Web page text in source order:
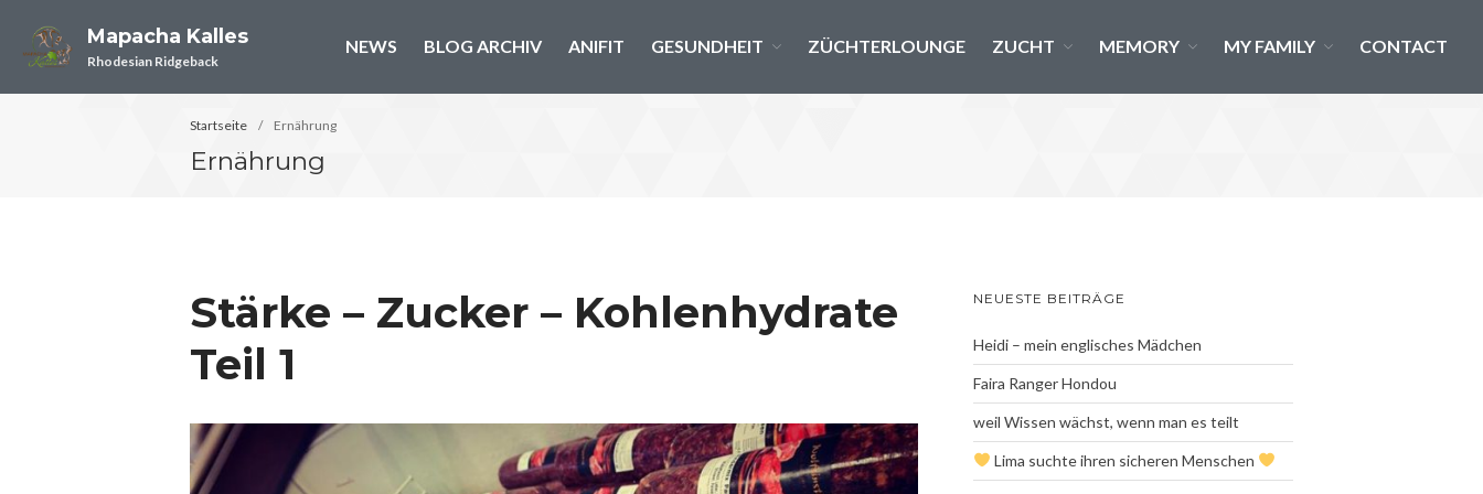
Zucht
2026- Ein neues Kapitel
Ein letztes gemeinsames
Portrait…
Mapacha Kalles
Rhodesian Ridgeback
NEWS BLOG ARCHIV ANIFIT GESUNDHEIT ZÜCHTERLOUNGE ZUCHT MEMORY MY FAMILY CONTACT
Startseite / Ernährung
Ernährung
Stärke – Zucker – Kohlenhydrate
Teil 1
NEUESTE BEITRÄGE
Heidi – mein englisches Mädchen
Faira Ranger Hondou
weil Wissen wächst, wenn man es teilt
Lima suchte ihren sicheren Menschen